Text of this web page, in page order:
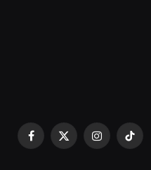
Facebook
X
InstagramTikTok